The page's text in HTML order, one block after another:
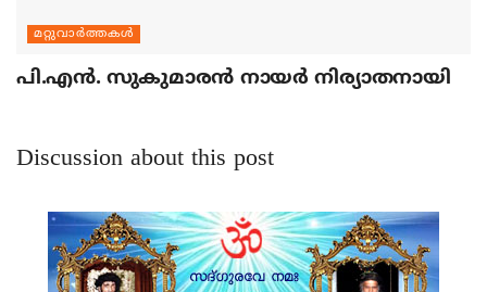
മറ്റുവാര്‍ത്തകള്‍
പി.എന്‍. സുകുമാരന്‍ നായര്‍ നിര്യാതനായി
Discussion about this post